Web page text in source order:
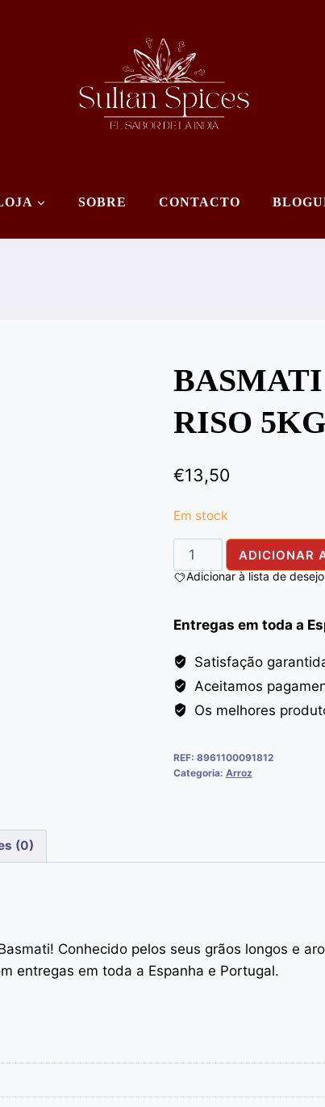
SOBRE CONTACTO
RISO 5KG
€13,50
Em stock
Quantidade
de
PREMIUM
RISO
5KG
ADICIONAR
Adicionar à lista de
Entregas em toda a
Satisfação
Aceitamos
Os melhores
REF: 8961100091812
Categoria: Arroz
(0)
Conhecido pelos seus grãos longos e
entregas em toda a Espanha e Portugal.